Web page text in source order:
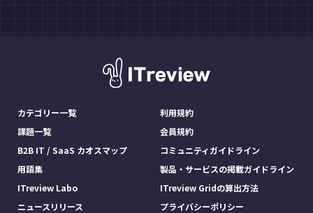
カテゴリー一覧
課題一覧
B2B IT / SaaS カオスマップ
用語集
ITreview Labo
ニュースリリース
利用規約
会員規約
コミュニティガイドライン
製品・サービスの掲載ガイドライン
ITreview Gridの算出方法
プライバシーポリシー